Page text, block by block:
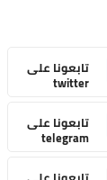
تابعونا على
twitter
تابعونا على
telegram